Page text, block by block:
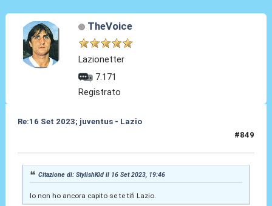
TheVoice
Lazionetter
7.171
Registrato
Re:16 Set 2023; juventus - Lazio
#849
Citazione di: StylishKid il 16 Set 2023, 19:46
Io non ho ancora capito se te tifi Lazio.